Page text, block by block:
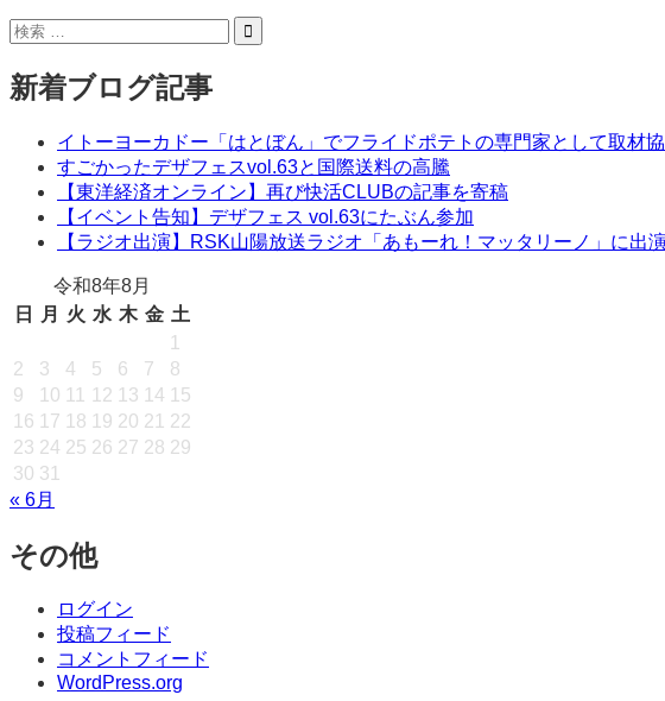
プ
サ
ド
バ
検
新着ブログ記事
イトーヨーカドー「はとぼん」でフライドポテトの専門家として取材
すごかったデザフェスvol.63と国際送料の高騰
【東洋経済オンライン】再び快活CLUBの記事を寄稿
【イベント告知】デザフェス vol.63にたぶん参加
【ラジオ出演】RSK山陽放送ラジオ「あもーれ！マッタリーノ」に出
令和8年8月
日
月 火 水 木 金 土
1
2
3 4 5 6 7
8
9
10 11 12 13 14 15
16 17 18 19 20 21 22
23 24 25 26 27 28 29
30 31
« 6月
その他
ログイン
投稿フィード
コメントフィード
WordPress.org